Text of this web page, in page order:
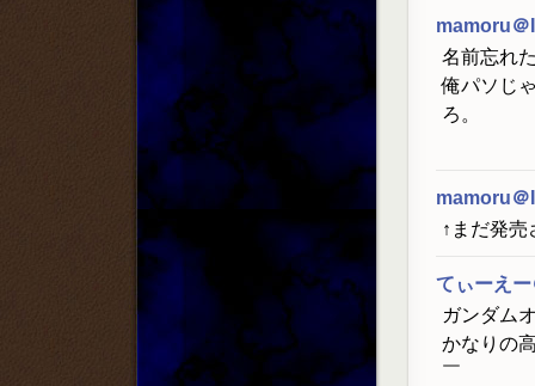
mamoru
名前忘れ
俺パソじ
ろ。
mamoru
↑まだ発
てぃーえ
ガンダム
かなりの
￣